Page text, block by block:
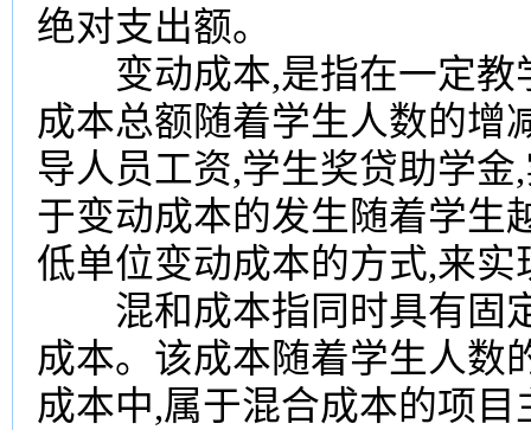
绝对支出额。
变动成本,是指在一定教
成本总额随着学生人数的增
导人员工资,学生奖贷助学
于变动成本的发生随着学生
低单位变动成本的方式,来实
混和成本指同时具有固
成本。该成本随着学生人数
成本中,属于混合成本的项